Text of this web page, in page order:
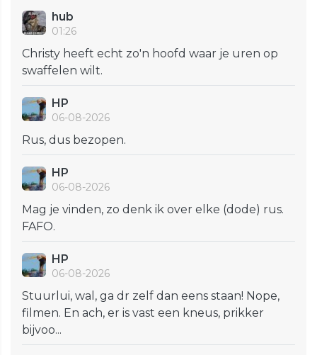
hub
01:26
Christy heeft echt zo'n hoofd waar je uren op
swaffelen wilt.
HP
06-08-2026
Rus, dus bezopen.
HP
06-08-2026
Mag je vinden, zo denk ik over elke (dode) rus.
FAFO.
HP
06-08-2026
Stuurlui, wal, ga dr zelf dan eens staan! Nope,
filmen. En ach, er is vast een kneus, prikker
bijvoo...